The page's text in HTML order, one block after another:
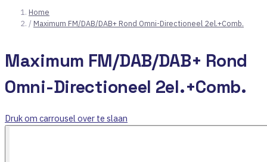
Home
/ Maximum FM/DAB/DAB+ Rond Omni-Directioneel 2el.+Comb.
Maximum FM/DAB/DAB+ Rond
Omni-Directioneel 2el.+Comb.
Druk om carrousel over te slaan